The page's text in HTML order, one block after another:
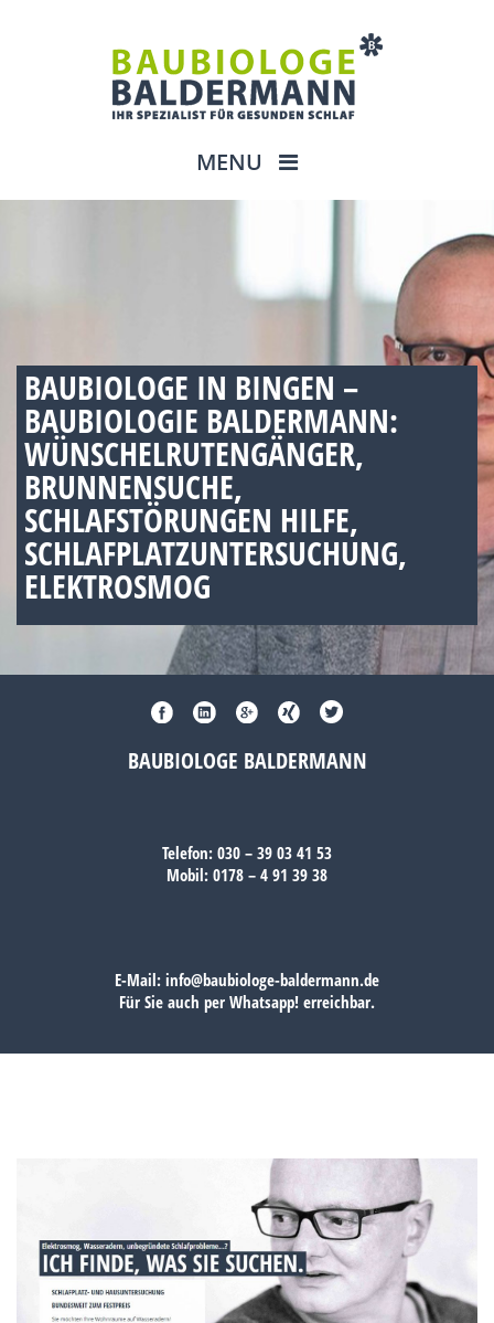
MENU
BAUBIOLOGE IN BINGEN –
BAUBIOLOGIE BALDERMANN:
WÜNSCHELRUTENGÄNGER,
BRUNNENSUCHE,
SCHLAFSTÖRUNGEN HILFE,
SCHLAFPLATZUNTERSUCHUNG,
ELEKTROSMOG
BAUBIOLOGE BALDERMANN
Telefon: 030 – 39 03 41 53
Mobil: 0178 – 4 91 39 38
E-Mail: info@baubiologe-baldermann.de
Für Sie auch per Whatsapp! erreichbar.